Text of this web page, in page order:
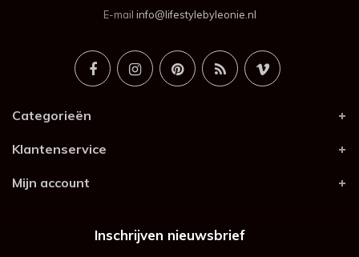
E-mail info@lifestylebyleonie.nl
Categorieën
Klantenservice
Mijn account
Inschrijven nieuwsbrief